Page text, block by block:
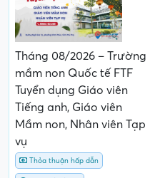
Tháng 08/2026 – Trường
mầm non Quốc tế FTF
Tuyển dụng Giáo viên
Tiếng anh, Giáo viên
Mầm non, Nhân viên Tạp
vụ
Thỏa thuận hấp dẫn